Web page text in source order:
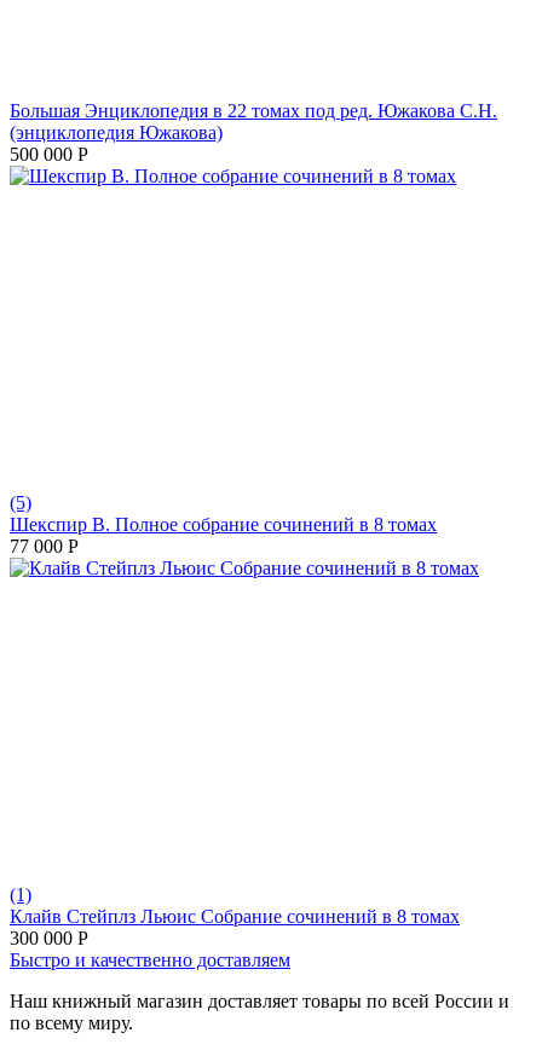
Большая Энциклопедия в 22 томах под ред. Южакова С.Н.
(энциклопедия Южакова)
500 000 Р
(5)
Шекспир В. Полное собрание сочинений в 8 томах
77 000 Р
(1)
Клайв Стейплз Льюис Собрание сочинений в 8 томах
300 000 Р
Быстро и качественно доставляем
Наш книжный магазин доставляет товары по всей России и
по всему миру.